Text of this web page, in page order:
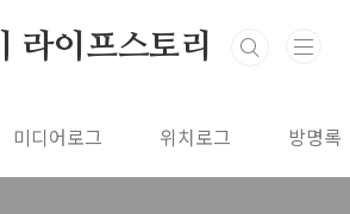
라이프스토리
미디어로그 위치로그 방명록